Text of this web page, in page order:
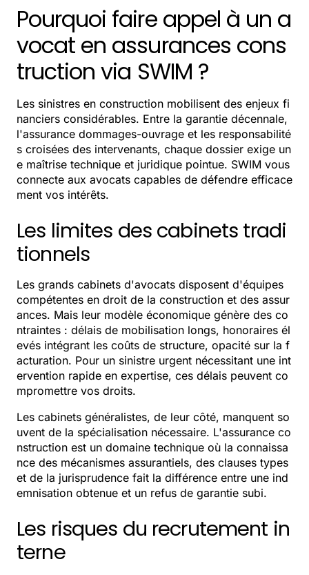
Pourquoi faire appel à un a
vocat en assurances cons
truction via SWIM ?
Les sinistres en construction mobilisent des enjeux fi
nanciers considérables. Entre la garantie décennale,
l'assurance dommages-ouvrage et les responsabilité
s croisées des intervenants, chaque dossier exige un
e maîtrise technique et juridique pointue. SWIM vous
connecte aux avocats capables de défendre efficace
ment vos intérêts.
Les limites des cabinets tradi
tionnels
Les grands cabinets d'avocats disposent d'équipes
compétentes en droit de la construction et des assur
ances. Mais leur modèle économique génère des co
ntraintes : délais de mobilisation longs, honoraires él
evés intégrant les coûts de structure, opacité sur la f
acturation. Pour un sinistre urgent nécessitant une int
ervention rapide en expertise, ces délais peuvent co
mpromettre vos droits.
Les cabinets généralistes, de leur côté, manquent so
uvent de la spécialisation nécessaire. L'assurance co
nstruction est un domaine technique où la connaissa
nce des mécanismes assurantiels, des clauses types
et de la jurisprudence fait la différence entre une ind
emnisation obtenue et un refus de garantie subi.
Les risques du recrutement in
terne